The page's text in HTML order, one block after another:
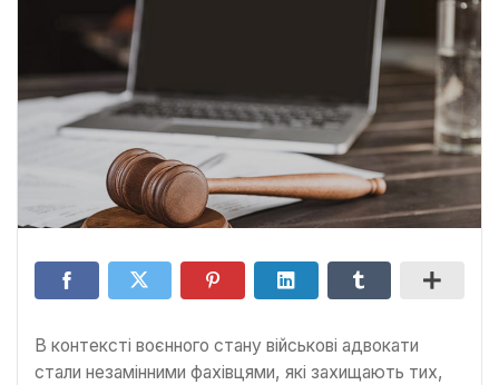
В контексті воєнного стану військові адвокати
стали незамінними фахівцями, які захищають тих,